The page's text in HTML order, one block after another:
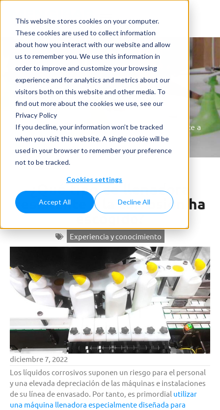
This website stores cookies on your computer.
These cookies are used to collect information
about how you interact with our website and allow
us to remember you. We use this information in
order to improve and customize your browsing
experience and for analytics and metrics about our
visitors both on this website and other media. To
find out more about the cookies we use, see our
Privacy Policy
If you decline, your information won’t be tracked
when you visit this website. A single cookie will be
used in your browser to remember your preference
not to be tracked.
Cookies settings
Accept All Decline All
Noticias
Home»Noticias»¿Qué tipo de llenadora resistente a
la corrosión ha escogido?
¿Qué tipo de llenadora
resistente a la corrosión ha
escogido?
Experiencia y conocimiento
diciembre 7, 2022
Los líquidos corrosivos suponen un riesgo para el personal
y una elevada depreciación de las máquinas e instalaciones
de su línea de envasado. Por tanto, es primordial utilizar
una máquina llenadora especialmente diseñada para